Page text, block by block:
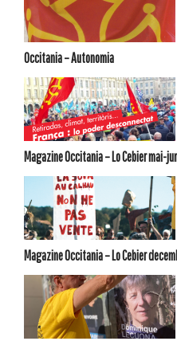
Occitania – Autonomia
Magazine Occitania – Lo Cebier mai-
Magazine Occitania – Lo Cebier